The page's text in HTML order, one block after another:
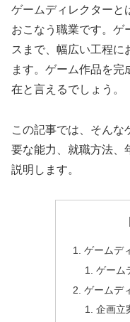
ゲームディレクターと
おこなう職業です。ゲ
スまで、幅広い工程に
ます。ゲーム作品を
在と言えるでしょう。
この記事では、そんな
要な能力、就職方法、
説明します。
ゲームデ
ゲーム
ゲームデ
企画立